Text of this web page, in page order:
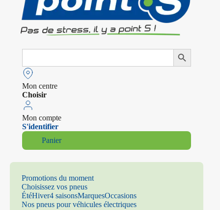
Search
Search Button
Mon centre
Choisir
Mon compte
S'identifier
Panier
Promotions du moment
Choisissez vos pneus
ÉtéHiver4 saisonsMarquesOccasions
Nos pneus pour véhicules électriques